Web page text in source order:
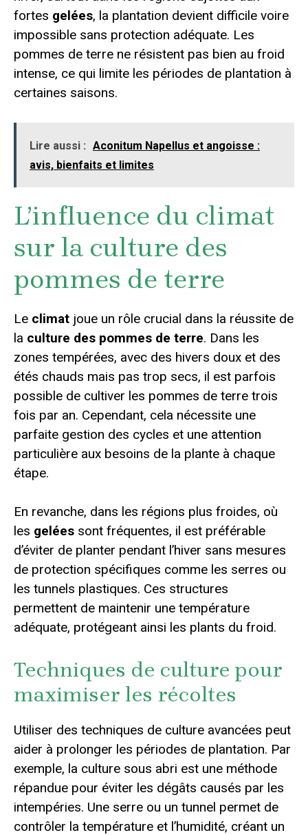
fortes gelées, la plantation devient difficile voire
impossible sans protection adéquate. Les
pommes de terre ne résistent pas bien au froid
intense, ce qui limite les périodes de plantation à
certaines saisons.
Lire aussi : Aconitum Napellus et angoisse :
avis, bienfaits et limites
L’influence du climat
sur la culture des
pommes de terre
Le climat joue un rôle crucial dans la réussite de
la culture des pommes de terre. Dans les
zones tempérées, avec des hivers doux et des
étés chauds mais pas trop secs, il est parfois
possible de cultiver les pommes de terre trois
fois par an. Cependant, cela nécessite une
parfaite gestion des cycles et une attention
particulière aux besoins de la plante à chaque
étape.
En revanche, dans les régions plus froides, où
les gelées sont fréquentes, il est préférable
d’éviter de planter pendant l’hiver sans mesures
de protection spécifiques comme les serres ou
les tunnels plastiques. Ces structures
permettent de maintenir une température
adéquate, protégeant ainsi les plants du froid.
Techniques de culture pour
maximiser les récoltes
Utiliser des techniques de culture avancées peut
aider à prolonger les périodes de plantation. Par
exemple, la culture sous abri est une méthode
répandue pour éviter les dégâts causés par les
intempéries. Une serre ou un tunnel permet de
contrôler la température et l’humidité, créant un